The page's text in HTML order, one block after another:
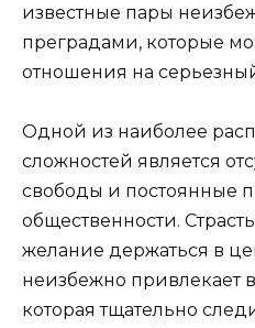
известные пары
преградами, которые
отношения на
Одной из наиболее
сложностей является
свободы и постоянные
общественности.
желание держаться в
неизбежно привлекает
которая тщательно